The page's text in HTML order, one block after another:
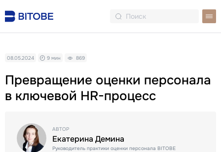
Превращение оценки персонала
в ключевой HR-процесс
08.05.2024 9 мин 869
АВТОР
Екатерина Демина
Руководитель практики оценки персонала BITOBE